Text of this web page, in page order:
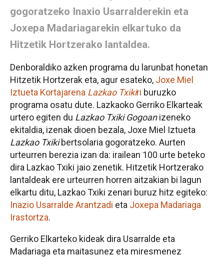
gogoratzeko Inaxio Usarralderekin eta
Joxepa Madariagarekin elkartuko da
Hitzetik Hortzerako lantaldea.
Denboraldiko azken programa du larunbat honetan
Hitzetik Hortzerak eta, agur esateko, Joxe Miel
Iztueta Kortajarena Lazkao Txikiri buruzko
programa osatu dute. Lazkaoko Gerriko Elkarteak
urtero egiten du Lazkao Txiki Gogoanizeneko
ekitaldia, izenak dioen bezala, Joxe Miel Iztueta
Lazkao Txikibertsolaria gogoratzeko. Aurten
urteurren berezia izan da: irailean 100 urte beteko
dira Lazkao Txiki jaio zenetik. Hitzetik Hortzerako
lantaldeak ere urteurren horren aitzakian bi lagun
elkartu ditu, Lazkao Txiki zenari buruz hitz egiteko:
Inazio Usarralde Arantzadi eta Joxepa Madariaga
Irastortza.
Gerriko Elkarteko kideak dira Usarralde eta
Madariaga eta maitasunez eta miresmenez